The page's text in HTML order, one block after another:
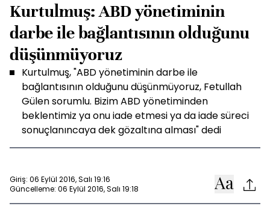
Kurtulmuş: ABD yönetiminin
darbe ile bağlantısının olduğunu
düşünmüyoruz
Kurtulmuş, "ABD yönetiminin darbe ile
bağlantısının olduğunu düşünmüyoruz, Fetullah
Gülen sorumlu. Bizim ABD yönetiminden
beklentimiz ya onu iade etmesi ya da iade süreci
sonuçlanıncaya dek gözaltına alması" dedi
Giriş: 06 Eylül 2016, Salı 19:16
Güncelleme: 06 Eylül 2016, Salı 19:18